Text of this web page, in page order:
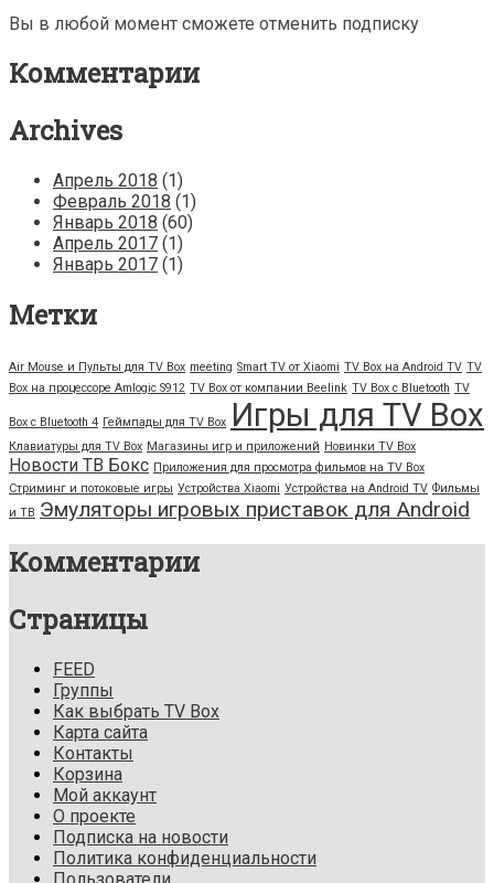
Вы в любой момент сможете отменить подписку
Комментарии
Archives
Апрель 2018 (1)
Февраль 2018 (1)
Январь 2018 (60)
Апрель 2017 (1)
Январь 2017 (1)
Метки
Air Mouse и Пульты для TV Box meeting Smart TV от Xiaomi TV Box на Android TV TV
Box на процессоре Amlogic S912 TV Box от компании Beelink TV Box с Bluetooth TV
Box с Bluetooth 4 Геймпады для TV Box Игры для TV Box
Клавиатуры для TV Box Магазины игр и приложений Новинки TV Box
Новости ТВ Бокс Приложения для просмотра фильмов на TV Box
Стриминг и потоковые игры Устройства Xiaomi Устройства на Android TV Фильмы
и ТВ Эмуляторы игровых приставок для Android
Комментарии
Страницы
FEED
Группы
Как выбрать TV Box
Карта сайта
Контакты
Корзина
Мой аккаунт
О проекте
Подписка на новости
Политика конфиденциальности